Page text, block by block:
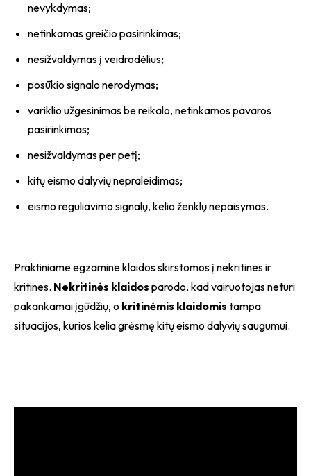
nevykdymas;
netinkamas greičio pasirinkimas;
nesižvaldymas į veidrodėlius;
posūkio signalo nerodymas;
variklio užgesinimas be reikalo, netinkamos pavaros
pasirinkimas;
nesižvaldymas per petį;
kitų eismo dalyvių nepraleidimas;
eismo reguliavimo signalų, kelio ženklų nepaisymas.
Praktiniame egzamine klaidos skirstomos į nekritines ir
kritines. Nekritinės klaidos parodo, kad vairuotojas neturi
pakankamai įgūdžių, o kritinėmis klaidomis tampa
situacijos, kurios kelia grėsmę kitų eismo dalyvių saugumui.